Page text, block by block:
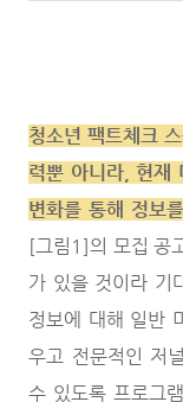
청소년 팩트체크
력뿐 아니라, 현재
변화를 통해 정보
[그림1]의 모집 공
가 있을 것이라 기
정보에 대해 일반
우고 전문적인 저
수 있도록 프로그